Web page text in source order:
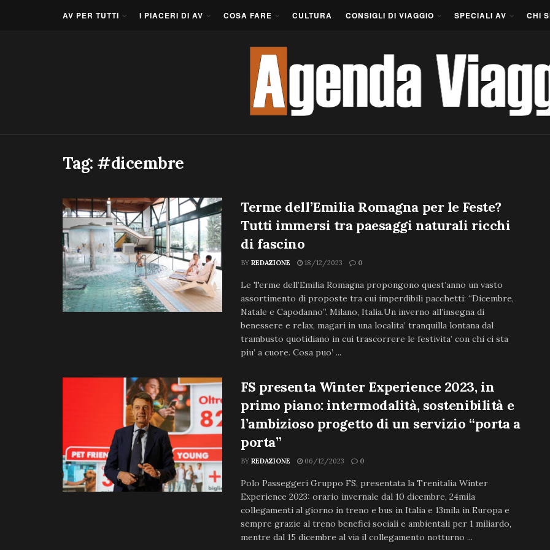
AV PER TUTTI I PIACERI DI AV COSA FARE CULTURA CONSIGLI DI VIAGGIO SPECIALI AV CHI
Tag: #dicembre
Terme dell’Emilia Romagna per le Feste?
Tutti immersi tra paesaggi naturali ricchi
di fascino
BY REDAZIONE 18/12/2023 0
Le Terme dell’Emilia Romagna propongono quest’anno un vasto
assortimento di proposte tra cui imperdibili pacchetti: “Dicembre,
Natale e Capodanno”. Milano, Italia.Un inverno all’insegna di
benessere e relax, magari in una localita’ tranquilla lontana dal
trambusto quotidiano in cui trascorrere le festivita’ con chi ci sta
piu’ a cuore. Cosa puo’ ...
FS presenta Winter Experience 2023, in
primo piano: intermodalità, sostenibilità e
l’ambizioso progetto di un servizio “porta a
porta”
BY REDAZIONE 06/12/2023 0
Polo Passeggeri Gruppo FS, presentata la Trenitalia Winter
Experience 2023: orario invernale dal 10 dicembre, 24mila
collegamenti al giorno in treno e bus in Italia e 13mila in Europa e
sempre grazie al treno benefici sociali e ambientali per 1 miliardo,
mentre dal 15 dicembre al via il collegamento notturno ...